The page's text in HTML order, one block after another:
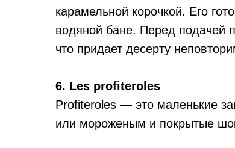
карамельной корочкой. Его
водяной бане. Перед подачей
что придает десерту
6. Les profiteroles
Profiteroles — это маленькие
или мороженым и покрытые